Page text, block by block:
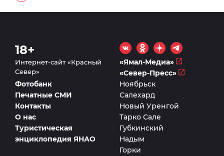
18+
Интернет-сайт «Красный
Север»
«Ямал-Медиа»
«Север-Пресс»
Фотобанк
Печатные СМИ
Контакты
О нас
Туристическая
энциклопедия ЯНАО
Ноябрьск
Салехард
Новый Уренгой
Тарко Сале
Губкинский
Надым
Горки